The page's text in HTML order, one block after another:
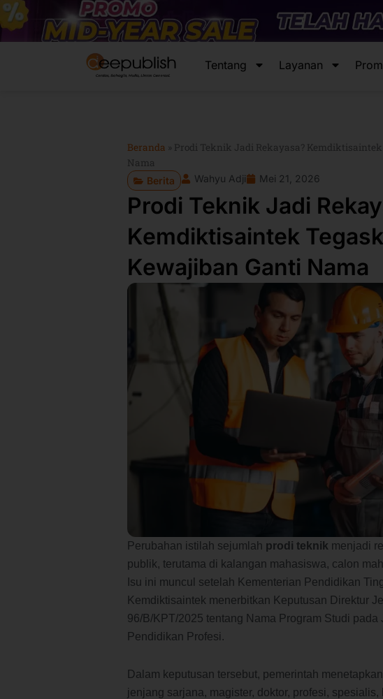
Lewati
ke
konten
Tentang
Layanan
Beranda
Prodi Teknik Jadi Rekayasa?
Nama
Berita Wahyu Adji Mei 21, 2026
Prodi Teknik Jadi
Kemdiktisaintek
Kewajiban Ganti Nama
Perubahan istilah sejumlah prodi teknik menjadi
publik, terutama di kalangan mahasiswa, calon
Isu ini muncul setelah Kementerian Pendidikan
Kemdiktisaintek menerbitkan Keputusan Direktur
96/B/KPT/2025 tentang Nama Program Studi
Pendidikan Profesi.
Dalam keputusan tersebut, pemerintah
jenjang sarjana, magister, doktor, profesi,